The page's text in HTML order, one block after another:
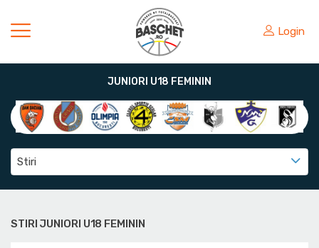
Login
JUNIORI U18 FEMININ
Stiri
STIRI JUNIORI U18 FEMININ